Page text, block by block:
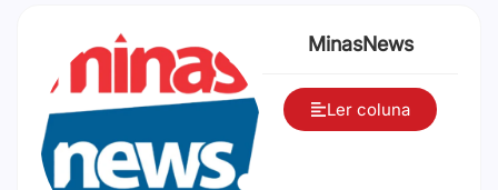
MinasNews
Ler coluna